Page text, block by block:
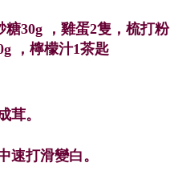
糖30g ，雞蛋2隻，梳打粉
，檸檬汁1茶匙
茸。
速打滑變白。